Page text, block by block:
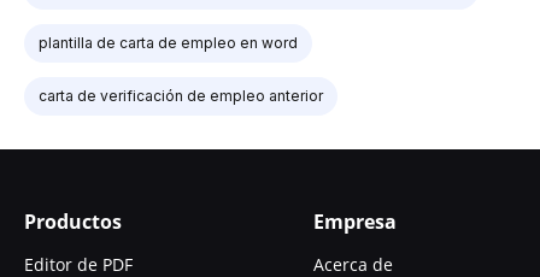
plantilla de carta de empleo en word
carta de verificación de empleo anterior
Productos
Editor de PDF
Empresa
Acerca de